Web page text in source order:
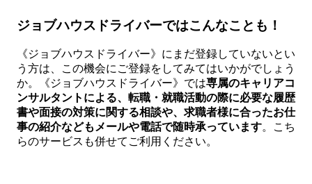
ジョブハウスドライバーではこんなことも！
《ジョブハウスドライバー》にまだ登録していないとい
う方は、この機会にご登録をしてみてはいかがでしょう
か。《ジョブハウスドライバー》では専属のキャリアコ
ンサルタントによる、転職・就職活動の際に必要な履歴
書や面接の対策に関する相談や、求職者様に合ったお仕
事の紹介などもメールや電話で随時承っています。こち
らのサービスも併せてご利用ください。